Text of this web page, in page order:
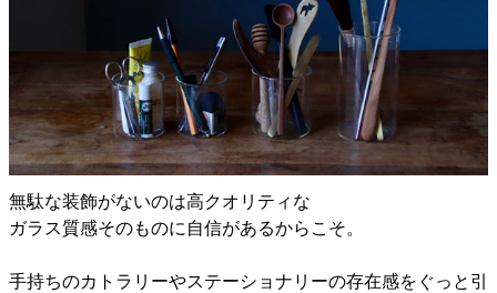
無駄な装飾がないのは高クオリティな
ガラス質感そのものに自信があるからこそ。
手持ちのカトラリーやステーショナリーの存在感をぐっと引